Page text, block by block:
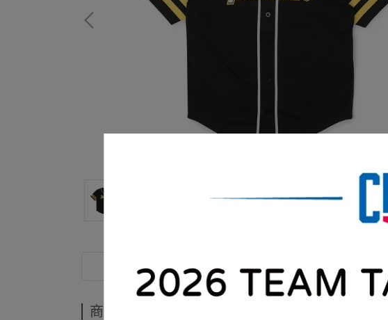
商品介紹
商品介紹